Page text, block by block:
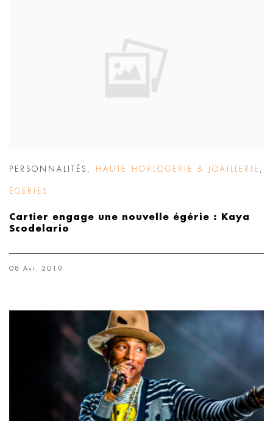
PERSONNALITÉS HAUTE HORLOGERIE & JOAILLERIE
ÉGÉRIES
Cartier engage une nouvelle égérie : Kaya
Scodelario
08 Avr. 2019